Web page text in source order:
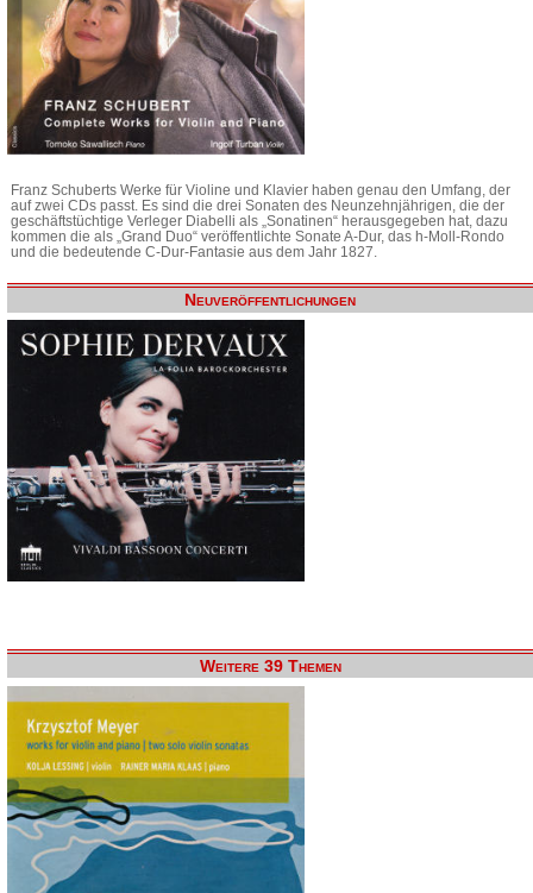
Franz Schuberts Werke für Violine und Klavier haben genau den Umfang, der
auf zwei CDs passt. Es sind die drei Sonaten des Neunzehnjährigen, die der
geschäftstüchtige Verleger Diabelli als „Sonatinen“ herausgegeben hat, dazu
kommen die als „Grand Duo“ veröffentlichte Sonate A-Dur, das h-Moll-Rondo
und die bedeutende C-Dur-Fantasie aus dem Jahr 1827.
Neuveröffentlichungen
Weitere 39 Themen